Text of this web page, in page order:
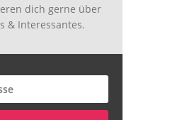
dich gerne über
& Interessantes.